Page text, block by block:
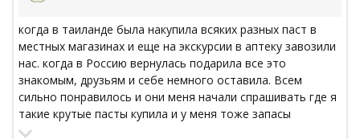
когда в таиланде была накупила всяких разных паст в
местных магазинах и еще на экскурсии в аптеку завозили
нас. когда в Россию вернулась подарила все это
знакомым, друзьям и себе немного оставила. Всем
сильно понравилось и они меня начали спрашивать где я
такие крутые пасты купила и у меня тоже запасы
кончились на тот момент. В итоге пришлось лезть в